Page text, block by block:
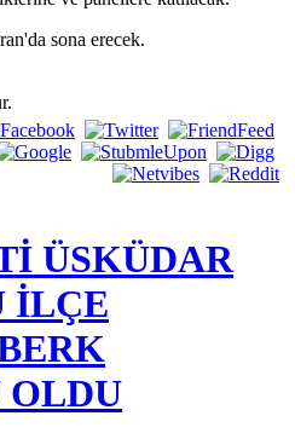
ÜSKÜDAR
İLÇE
OLDU